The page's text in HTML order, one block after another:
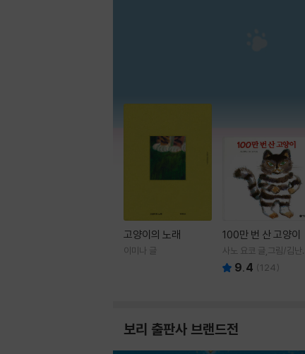
고양이의 노래
이미나 글
100만 번 산 고양이
사노 요코 글,그림/김난주
역 9.4 (124)
보리 출판사 브랜드전